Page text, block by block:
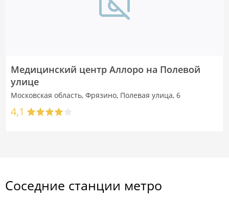
Медицинский центр Аллоро на Полевой
улице
Московская область, Фрязино, Полевая улица, 6
4,1
Соседние станции метро